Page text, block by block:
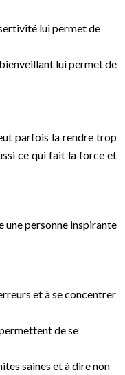
lui permet de
lui permet de
parfois la rendre trop
ce qui fait la force et
une personne inspirante
et à se concentrer
de se
saines et à dire non